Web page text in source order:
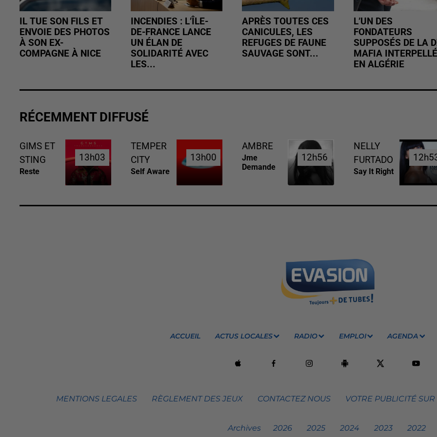
IL TUE SON FILS ET
ENVOIE DES PHOTOS
À SON EX-
COMPAGNE À NICE
INCENDIES : L’ÎLE-
DE-FRANCE LANCE
UN ÉLAN DE
SOLIDARITÉ AVEC
LES...
APRÈS TOUTES CES
CANICULES, LES
REFUGES DE FAUNE
SAUVAGE SONT...
L’UN DES
FONDATEURS
SUPPOSÉS DE LA
MAFIA INTERPELLÉ
EN ALGÉRIE
RÉCEMMENT DIFFUSÉ
GIMS ET
STING
Reste
13h03
13h03
TEMPER
CITY
Self Aware
13h00
13h00
AMBRE
Jme
Demande
12h56
12h56
NELLY
FURTADO
Say It Right
ACCUEIL ACTUS LOCALES RADIO EMPLOI AGENDA
MENTIONS LEGALES RÈGLEMENT DES JEUX CONTACTEZ NOUS VOTRE PUBLICITÉ
Archives 2026 2025 2024 2023 2022